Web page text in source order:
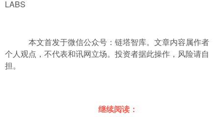
本文首发于微信公众号：链塔智库。文章内容属作者
个人观点，不代表和讯网立场。投资者据此操作，风险请自
担。
继续阅读：